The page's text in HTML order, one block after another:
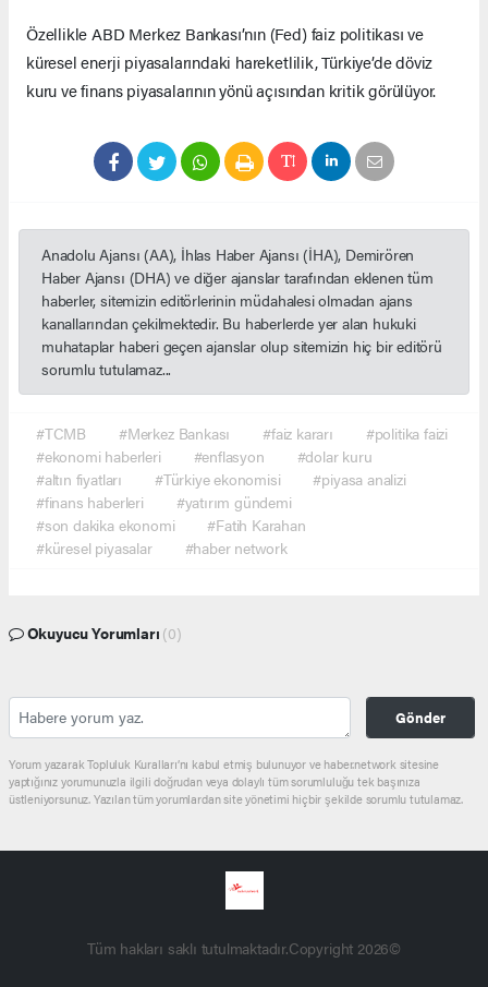
Özellikle ABD Merkez Bankası’nın (Fed) faiz politikası ve
küresel enerji piyasalarındaki hareketlilik, Türkiye’de döviz
kuru ve finans piyasalarının yönü açısından kritik görülüyor.
Anadolu Ajansı (AA), İhlas Haber Ajansı (İHA), Demirören
Haber Ajansı (DHA) ve diğer ajanslar tarafından eklenen tüm
haberler, sitemizin editörlerinin müdahalesi olmadan ajans
kanallarından çekilmektedir. Bu haberlerde yer alan hukuki
muhataplar haberi geçen ajanslar olup sitemizin hiç bir editörü
sorumlu tutulamaz...
#TCMB #Merkez Bankası #faiz kararı
#politika faizi
#ekonomi haberleri
#enflasyon
#dolar kuru
#altın fiyatları
#Türkiye ekonomisi
#piyasa analizi
#finans haberleri
#yatırım gündemi
#son dakika ekonomi
#Fatih Karahan
#küresel piyasalar
#haber network
Okuyucu Yorumları (0)
Gönder
Yorum yazarak Topluluk Kuralları’nı kabul etmiş bulunuyor ve haber.network sitesine
yaptığınız yorumunuzla ilgili doğrudan veya dolaylı tüm sorumluluğu tek başınıza
üstleniyorsunuz. Yazılan tüm yorumlardan site yönetimi hiçbir şekilde sorumlu tutulamaz.
Tüm hakları saklı tutulmaktadır.Copyright 2026©